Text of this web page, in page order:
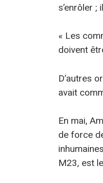
s’enrôler
« Les
doivent
D’autres
avait
En mai,
de force
M23, est